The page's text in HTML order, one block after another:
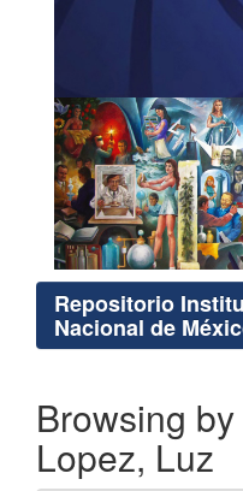
Repositorio
Nacional de
Browsing
Lopez, Luz